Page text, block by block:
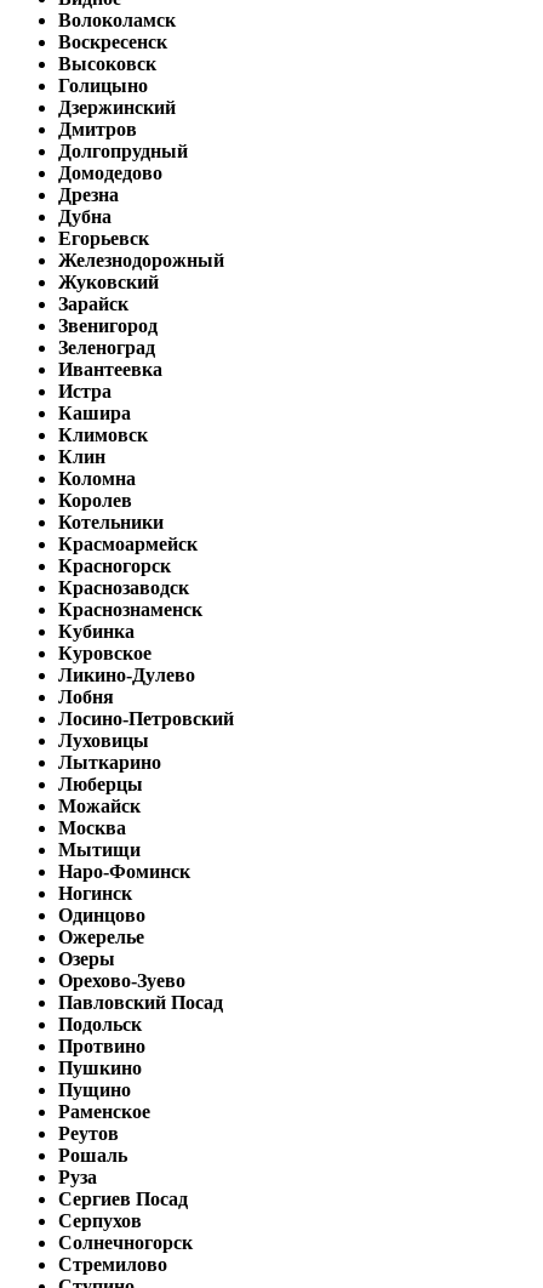
Волоколамск
Воскресенск
Высоковск
Голицыно
Дзержинский
Дмитров
Долгопрудный
Домодедово
Дрезна
Дубна
Егорьевск
Железнодорожный
Жуковский
Зарайск
Звенигород
Зеленоград
Ивантеевка
Истра
Кашира
Климовск
Клин
Коломна
Королев
Котельники
Красмоармейск
Красногорск
Краснозаводск
Краснознаменск
Кубинка
Куровское
Ликино-Дулево
Лобня
Лосино-Петровский
Луховицы
Лыткарино
Люберцы
Можайск
Москва
Мытищи
Наро-Фоминск
Ногинск
Одинцово
Ожерелье
Озеры
Орехово-Зуево
Павловский Посад
Подольск
Протвино
Пушкино
Пущино
Раменское
Реутов
Рошаль
Руза
Сергиев Посад
Серпухов
Солнечногорск
Стремилово